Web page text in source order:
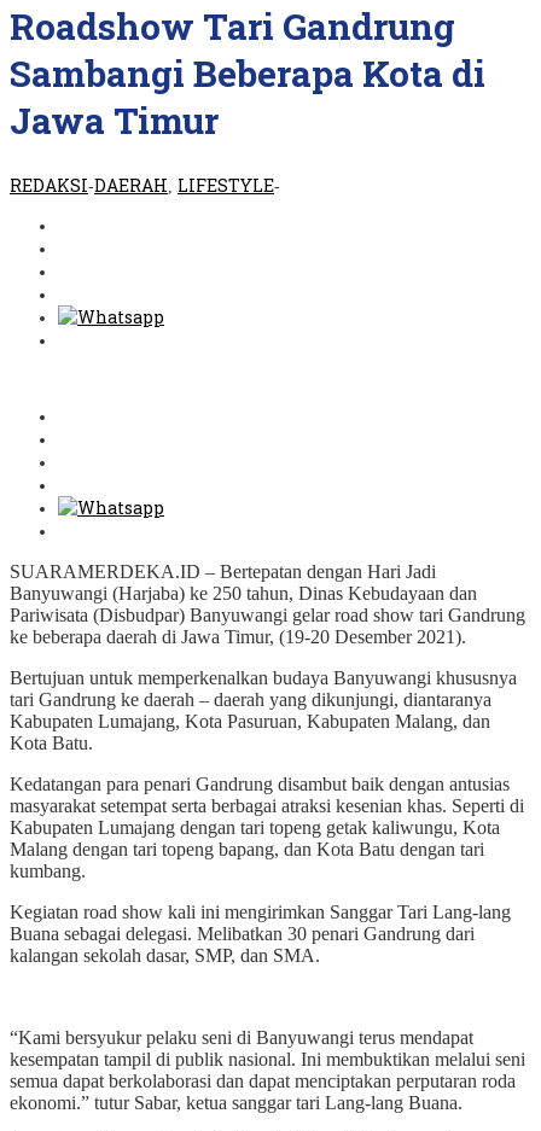
Roadshow Tari Gandrung
Sambangi Beberapa Kota di
Jawa Timur
REDAKSI-DAERAH LIFESTYLE-
SUARAMERDEKA.ID – Bertepatan dengan Hari Jadi
Banyuwangi (Harjaba) ke 250 tahun, Dinas Kebudayaan dan
Pariwisata (Disbudpar) Banyuwangi gelar road show tari Gandrung
ke beberapa daerah di Jawa Timur, (19-20 Desember 2021).
Bertujuan untuk memperkenalkan budaya Banyuwangi khususnya
tari Gandrung ke daerah – daerah yang dikunjungi, diantaranya
Kabupaten Lumajang, Kota Pasuruan, Kabupaten Malang, dan
Kota Batu.
Kedatangan para penari Gandrung disambut baik dengan antusias
masyarakat setempat serta berbagai atraksi kesenian khas. Seperti di
Kabupaten Lumajang dengan tari topeng getak kaliwungu, Kota
Malang dengan tari topeng bapang, dan Kota Batu dengan tari
kumbang.
Kegiatan road show kali ini mengirimkan Sanggar Tari Lang-lang
Buana sebagai delegasi. Melibatkan 30 penari Gandrung dari
kalangan sekolah dasar, SMP, dan SMA.
“Kami bersyukur pelaku seni di Banyuwangi terus mendapat
kesempatan tampil di publik nasional. Ini membuktikan melalui seni
semua dapat berkolaborasi dan dapat menciptakan perputaran roda
ekonomi.” tutur Sabar, ketua sanggar tari Lang-lang Buana.